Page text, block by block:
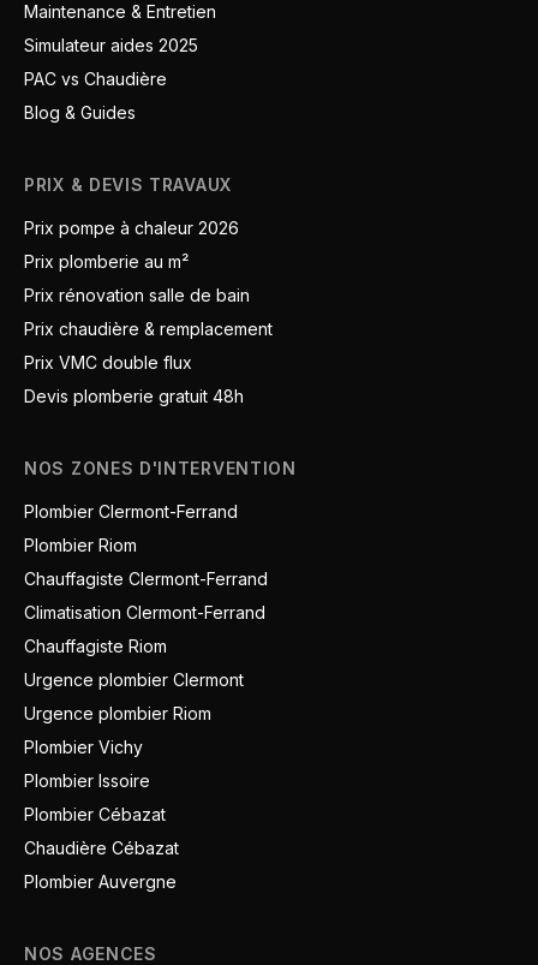
Maintenance & Entretien
Simulateur aides 2025
PAC vs Chaudière
Blog & Guides
PRIX & DEVIS TRAVAUX
Prix pompe à chaleur 2026
Prix plomberie au m²
Prix rénovation salle de bain
Prix chaudière & remplacement
Prix VMC double flux
Devis plomberie gratuit 48h
NOS ZONES D'INTERVENTION
Plombier Clermont-Ferrand
Plombier Riom
Chauffagiste Clermont-Ferrand
Climatisation Clermont-Ferrand
Chauffagiste Riom
Urgence plombier Clermont
Urgence plombier Riom
Plombier Vichy
Plombier Issoire
Plombier Cébazat
Chaudière Cébazat
Plombier Auvergne
NOS AGENCES